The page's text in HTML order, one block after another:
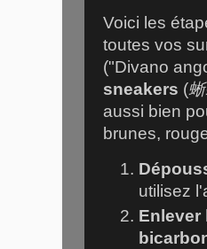
Voici les
toutes vos
("Divano
sneakers (
aussi bien
brunes,
utilisez
Enlever